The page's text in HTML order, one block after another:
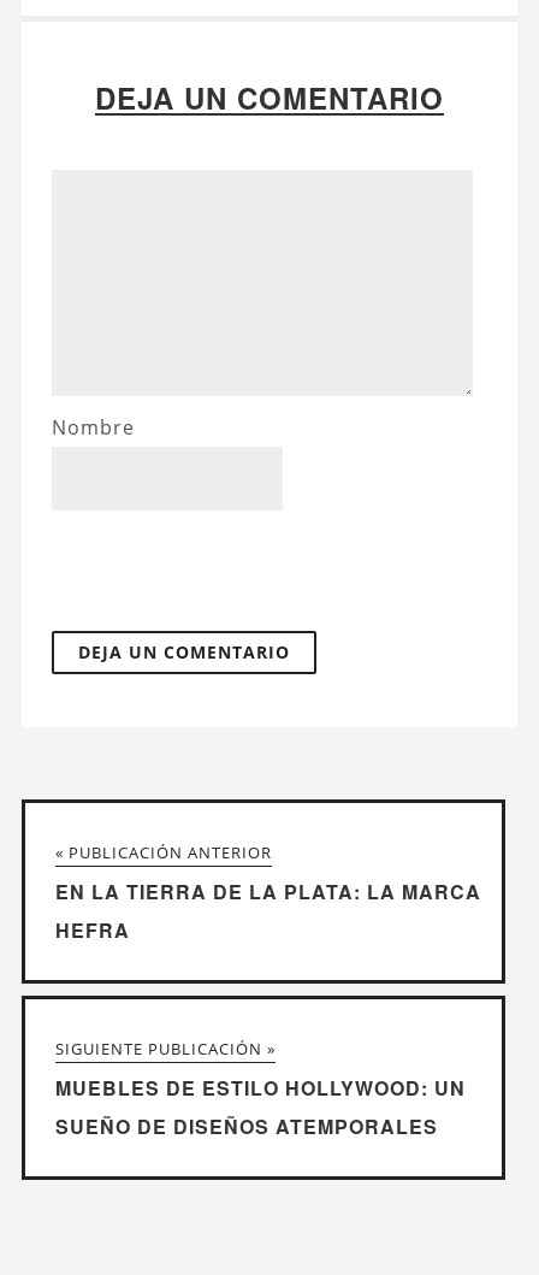
DEJA UN COMENTARIO
Nombre
« PUBLICACIÓN ANTERIOR
EN LA TIERRA DE LA PLATA: LA MARCA
HEFRA
SIGUIENTE PUBLICACIÓN »
MUEBLES DE ESTILO HOLLYWOOD: UN
SUEÑO DE DISEÑOS ATEMPORALES